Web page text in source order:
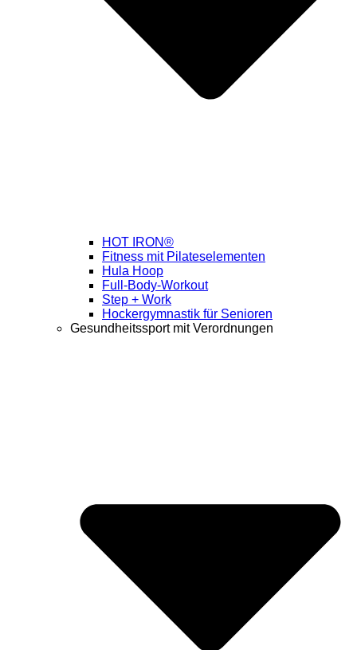
HOT IRON®
Fitness mit Pilateselementen
Hula Hoop
Full-Body-Workout
Step + Work
Hockergymnastik für Senioren
Gesundheitssport mit Verordnungen